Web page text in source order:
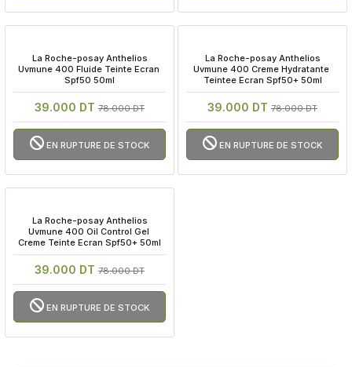
La Roche-posay Anthelios
Uvmune 400 Fluide Teinte Ecran
Spf50 50ml
39.000 DT 78.000 DT
EN RUPTURE DE STOCK
La Roche-posay Anthelios
Uvmune 400 Creme Hydratante
Teintee Ecran Spf50+ 50ml
39.000 DT 78.000 DT
EN RUPTURE DE STOCK
La Roche-posay Anthelios
Uvmune 400 Oil Control Gel
Creme Teinte Ecran Spf50+ 50ml
39.000 DT 78.000 DT
EN RUPTURE DE STOCK